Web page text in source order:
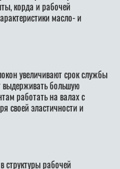
корда и рабочей
масло- и
увеличивают срок службы
выдерживать большую
работать на валах с
своей эластичности и
структуры рабочей